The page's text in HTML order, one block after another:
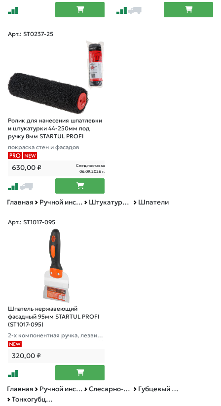
Арт.: ST0237-25
Ролик для нанесения шпатлевки
и штукатурки 44-250мм под
ручку 8мм STARTUL PROFI
покраска стен и фасадов
630,00₽
След.поставка
06.09.2026 г.
Главная Ручной инструмент Штукатурно-отделочный инструмент Шпатели
Арт.: ST1017-095
Шпатель нержавеющий
фасадный 95мм STARTUL PROFI
(ST1017-095)
2-х компонентная ручка, лезвие
-нерж сталь , высота полотна - 60
мм, высота лезвия - 45мм
320,00₽
Главная Ручной инструмент Слесарно-столярный инструмент
Губцевый инструмент
Тонкогубцы, круглогубцы, длинногубцы